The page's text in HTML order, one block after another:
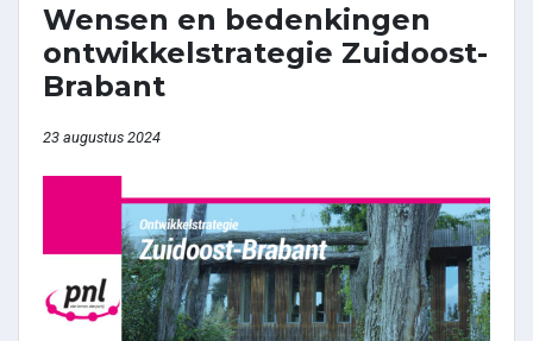
Wensen en bedenkingen
ontwikkelstrategie Zuidoost-
Brabant
23 augustus 2024